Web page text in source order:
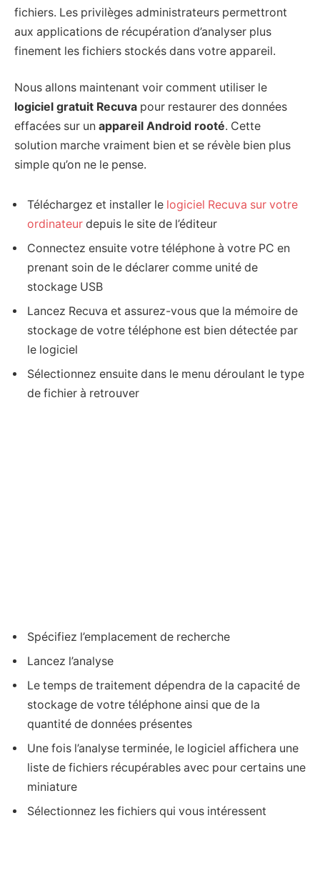
fichiers. Les privilèges administrateurs permettront
aux applications de récupération d’analyser plus
finement les fichiers stockés dans votre appareil.
Nous allons maintenant voir comment utiliser le
logiciel gratuit Recuva pour restaurer des données
effacées sur un appareil Android rooté. Cette
solution marche vraiment bien et se révèle bien plus
simple qu’on ne le pense.
Téléchargez et installer le logiciel Recuva sur votre
ordinateur depuis le site de l’éditeur
Connectez ensuite votre téléphone à votre PC en
prenant soin de le déclarer comme unité de
stockage USB
Lancez Recuva et assurez-vous que la mémoire de
stockage de votre téléphone est bien détectée par
le logiciel
Sélectionnez ensuite dans le menu déroulant le type
de fichier à retrouver
Spécifiez l’emplacement de recherche
Lancez l’analyse
Le temps de traitement dépendra de la capacité de
stockage de votre téléphone ainsi que de la
quantité de données présentes
Une fois l’analyse terminée, le logiciel affichera une
liste de fichiers récupérables avec pour certains une
miniature
Sélectionnez les fichiers qui vous intéressent